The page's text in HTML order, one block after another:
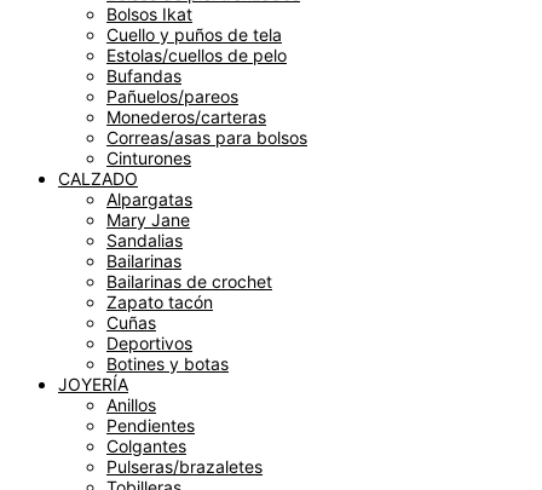
Bolsos Ikat
Cuello y puños de tela
Estolas/cuellos de pelo
Bufandas
Pañuelos/pareos
Monederos/carteras
Correas/asas para bolsos
Cinturones
CALZADO
Alpargatas
Mary Jane
Sandalias
Bailarinas
Bailarinas de crochet
Zapato tacón
Cuñas
Deportivos
Botines y botas
JOYERÍA
Anillos
Pendientes
Colgantes
Pulseras/brazaletes